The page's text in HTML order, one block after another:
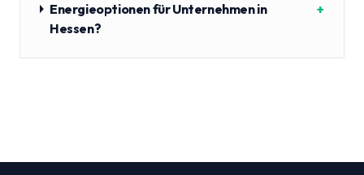
Energieoptionen für Unternehmen in
Hessen?
+